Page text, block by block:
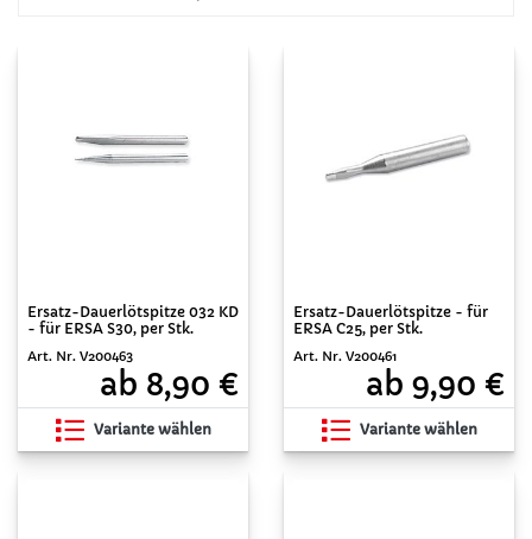
Ersatz-Dauerlötspitze 032 KD
- für ERSA S30, per Stk.
Art. Nr. V200463
ab 8,90 €
Variante wählen
Ersatz-Dauerlötspitze - für
ERSA C25, per Stk.
Art. Nr. V200461
ab 9,90 €
Variante wählen